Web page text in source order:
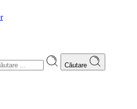
Căutare